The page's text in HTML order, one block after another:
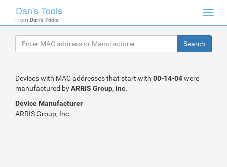
Dan's Tools
From Dan's Tools
Devices with MAC addresses that start with 00-14-04were
manufactured byARRIS Group, Inc.
Device Manufacturer
ARRIS Group, Inc.